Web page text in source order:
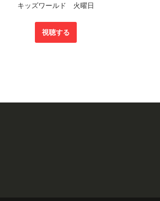
キッズワールド 火曜日
視聴する